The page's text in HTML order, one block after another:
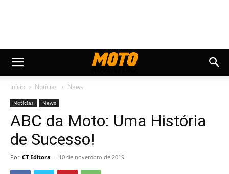
Início Notícias News
Notícias News
ABC da Moto: Uma História
de Sucesso!
Por CT Editora - 10 de novembro de 2019